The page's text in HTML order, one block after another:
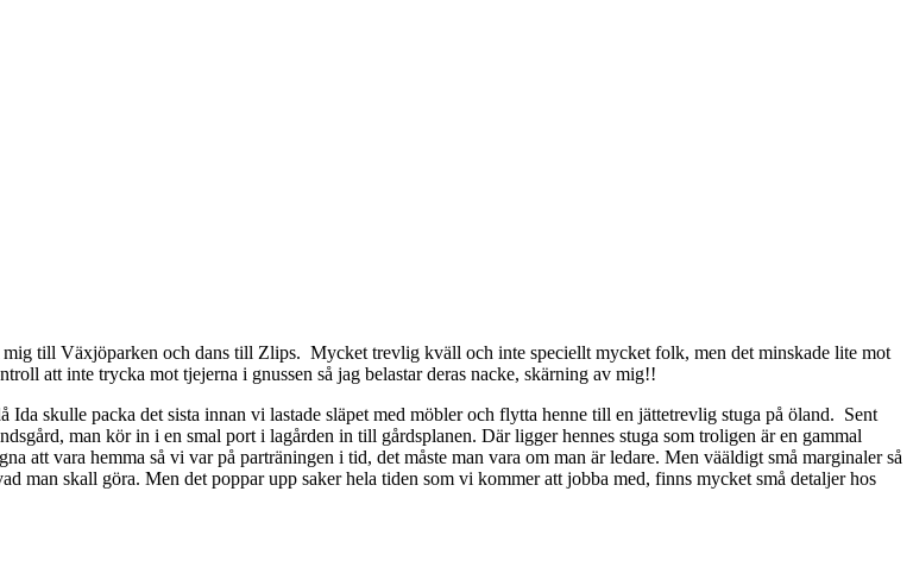
till Växjöparken och dans till Zlips. Mycket trevlig kväll och inte speciellt mycket folk, men det minskade lite mot
att inte trycka mot tjejerna i gnussen så jag belastar deras nacke, skärning av mig!!
skulle packa det sista innan vi lastade släpet med möbler och flytta henne till en jättetrevlig stuga på öland. Sent
man kör in i en smal port i lagården in till gårdsplanen. Där ligger hennes stuga som troligen är en gammal
att vara hemma så vi var på parträningen i tid, det måste man vara om man är ledare. Men vääldigt små marginaler så
man skall göra. Men det poppar upp saker hela tiden som vi kommer att jobba med, finns mycket små detaljer hos